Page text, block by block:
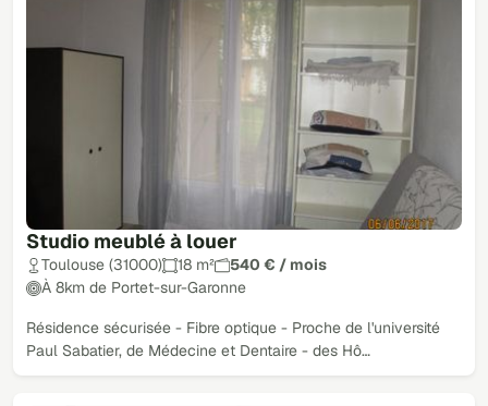
Studio meublé à louer
Toulouse (31000) 18 m²
540 € / mois
À 8km de Portet-sur-Garonne
Résidence sécurisée - Fibre optique - Proche de l'université
Paul Sabatier, de Médecine et Dentaire - des Hô…